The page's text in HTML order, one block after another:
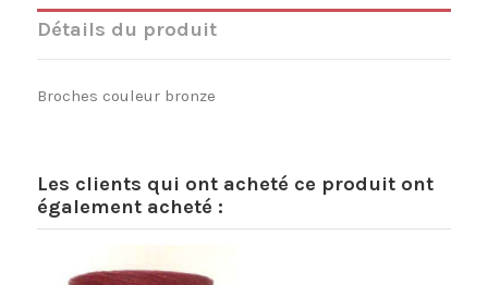
Détails du produit
Broches couleur bronze
Les clients qui ont acheté ce produit ont
également acheté :